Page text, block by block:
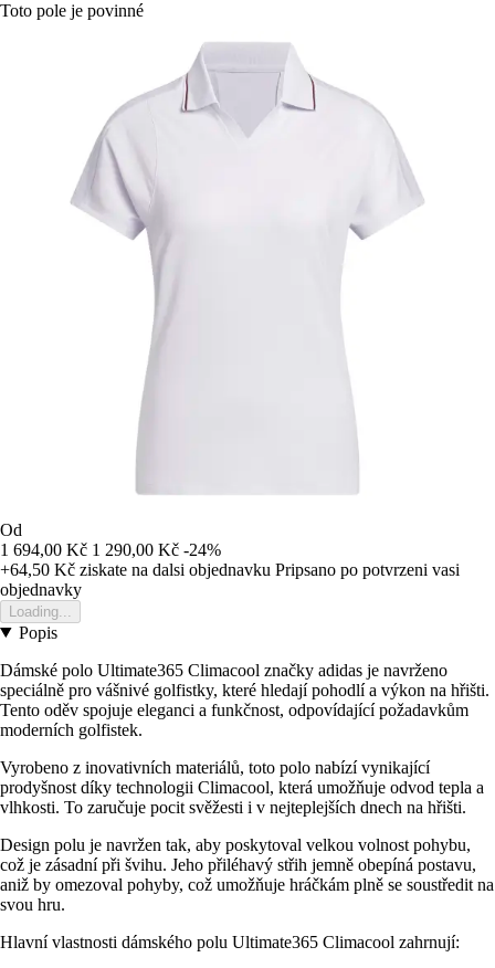
Toto pole je povinné
Od
1 694,00 Kč 1 290,00 Kč -24%
+64,50 Kč ziskate na dalsi objednavku Pripsano po potvrzeni vasi
objednavky
Loading...
Popis
Dámské polo Ultimate365 Climacool značky adidas je navrženo
speciálně pro vášnivé golfistky, které hledají pohodlí a výkon na hřišti.
Tento oděv spojuje eleganci a funkčnost, odpovídající požadavkům
moderních golfistek.
Vyrobeno z inovativních materiálů, toto polo nabízí vynikající
prodyšnost díky technologii Climacool, která umožňuje odvod tepla a
vlhkosti. To zaručuje pocit svěžesti i v nejteplejších dnech na hřišti.
Design polu je navržen tak, aby poskytoval velkou volnost pohybu,
což je zásadní při švihu. Jeho přiléhavý střih jemně obepíná postavu,
aniž by omezoval pohyby, což umožňuje hráčkám plně se soustředit na
svou hru.
Hlavní vlastnosti dámského polu Ultimate365 Climacool zahrnují: